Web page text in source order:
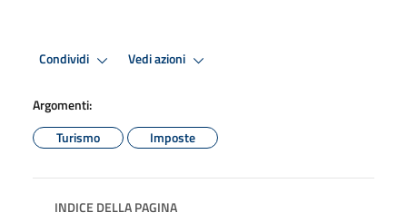
Condividi Vedi azioni
Argomenti:
Turismo
Imposte
INDICE DELLA PAGINA